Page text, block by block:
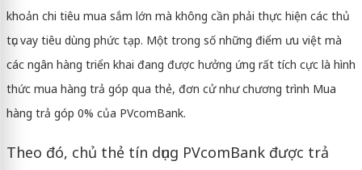
khoản chi tiêu mua sắm lớn mà không cần phải thực hiện các thủ
tục vay tiêu dùng phức tạp. Một trong số những điểm ưu việt mà
các ngân hàng triển khai đang được hưởng ứng rất tích cực là hình
thức mua hàng trả góp qua thẻ, đơn cử như chương trình Mua
hàng trả góp 0% của PVcomBank.
Theo đó, chủ thẻ tín dụng PVcomBank được trả